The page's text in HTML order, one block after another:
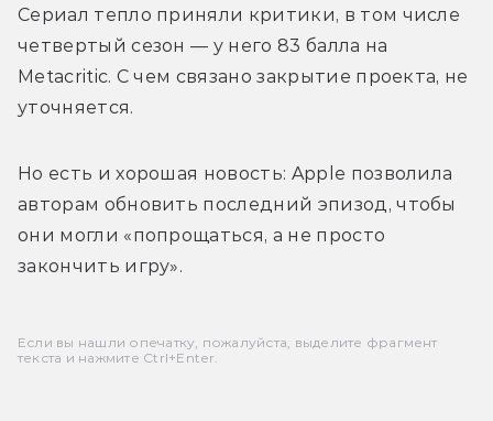
Сериал тепло приняли критики, в том числе
четвертый сезон — у него 83 балла на
Metacritic. С чем связано закрытие проекта, не
уточняется.
Но есть и хорошая новость: Apple позволила
авторам обновить последний эпизод, чтобы
они могли «попрощаться, а не просто
закончить игру».
Если вы нашли опечатку, пожалуйста, выделите фрагмент
текста и нажмите Ctrl+Enter.